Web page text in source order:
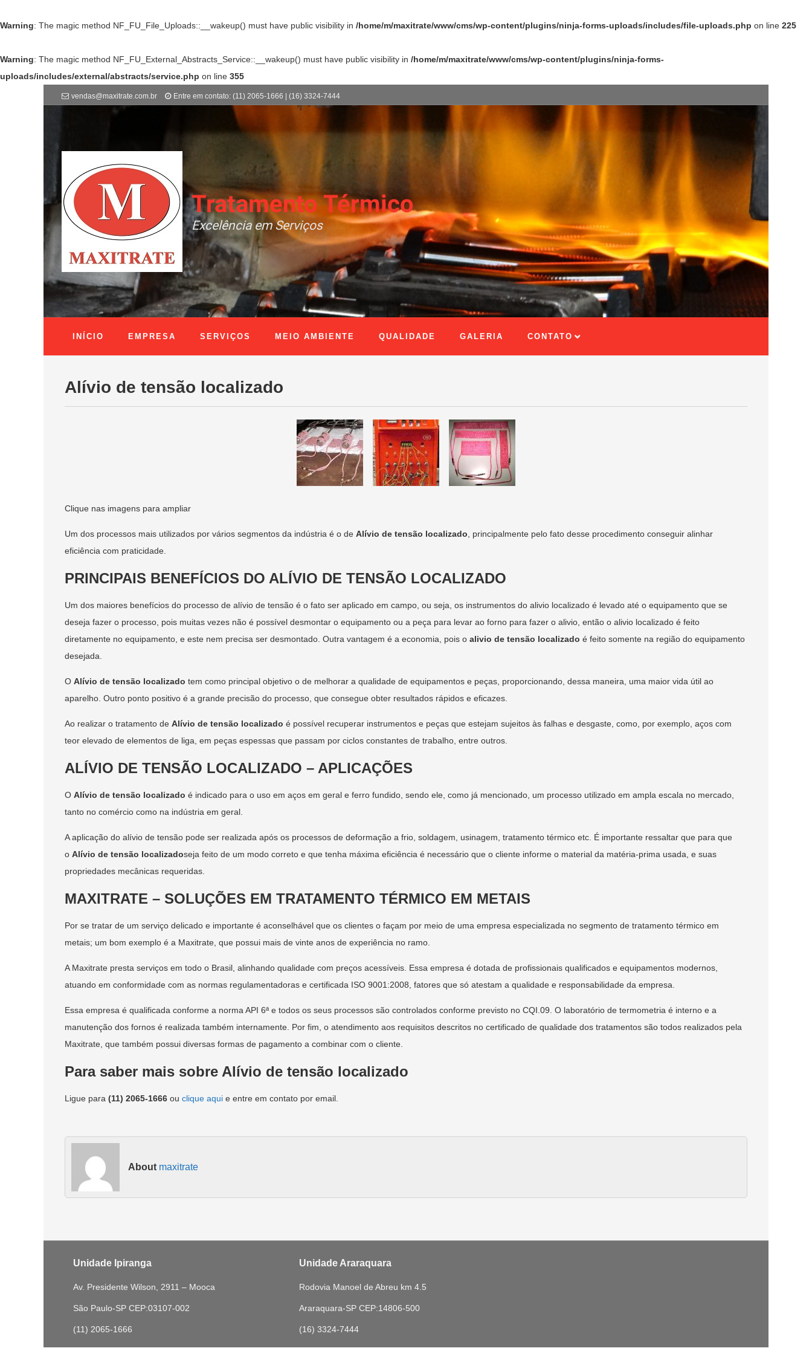
Warning: The magic method NF_FU_File_Uploads::__wakeup() must have public visibility in /home/m/maxitrate/www/cms/wp-content/plugins/ninja-forms-uploads/includes/file-uploads.php on line 225
Warning: The magic method NF_FU_External_Abstracts_Service::__wakeup() must have public visibility in /home/m/maxitrate/www/cms/wp-content/plugins/ninja-forms-
uploads/includes/external/abstracts/service.php on line 355
vendas@maxitrate.com.br Entre em contato: (11) 2065-1666 | (16) 3324-7444
Tratamento Térmico
Excelência em Serviços
INÍCIO EMPRESA SERVIÇOS MEIO AMBIENTE QUALIDADE GALERIA CONTATO
Alívio de tensão localizado
Clique nas imagens para ampliar
Um dos processos mais utilizados por vários segmentos da indústria é o de Alívio de tensão localizado , principalmente pelo fato desse procedimento conseguir alinhar
eficiência com praticidade.
PRINCIPAIS BENEFÍCIOS DO ALÍVIO DE TENSÃO LOCALIZADO
Um dos maiores benefícios do processo de alívio de tensão é o fato ser aplicado em campo, ou seja, os instrumentos do alivio localizado é levado até o equipamento que se
deseja fazer o processo, pois muitas vezes não é possível desmontar o equipamento ou a peça para levar ao forno para fazer o alivio, então o alivio localizado é feito
diretamente no equipamento, e este nem precisa ser desmontado. Outra vantagem é a economia, pois o alivio de tensão localizado é feito somente na região do equipamento
desejada.
O Alívio de tensão localizado tem como principal objetivo o de melhorar a qualidade de equipamentos e peças, proporcionando, dessa maneira, uma maior vida útil ao
aparelho. Outro ponto positivo é a grande precisão do processo, que consegue obter resultados rápidos e eficazes.
Ao realizar o tratamento de Alívio de tensão localizado é possível recuperar instrumentos e peças que estejam sujeitos às falhas e desgaste, como, por exemplo, aços com
teor elevado de elementos de liga, em peças espessas que passam por ciclos constantes de trabalho, entre outros.
ALÍVIO DE TENSÃO LOCALIZADO – APLICAÇÕES
O Alívio de tensão localizado é indicado para o uso em aços em geral e ferro fundido, sendo ele, como já mencionado, um processo utilizado em ampla escala no mercado,
tanto no comércio como na indústria em geral.
A aplicação do alívio de tensão pode ser realizada após os processos de deformação a frio, soldagem, usinagem, tratamento térmico etc. É importante ressaltar que para que
o Alívio de tensão localizadoseja feito de um modo correto e que tenha máxima eficiência é necessário que o cliente informe o material da matéria-prima usada, e suas
propriedades mecânicas requeridas.
MAXITRATE – SOLUÇÕES EM TRATAMENTO TÉRMICO EM METAIS
Por se tratar de um serviço delicado e importante é aconselhável que os clientes o façam por meio de uma empresa especializada no segmento de tratamento térmico em
metais; um bom exemplo é a Maxitrate, que possui mais de vinte anos de experiência no ramo.
A Maxitrate presta serviços em todo o Brasil, alinhando qualidade com preços acessíveis. Essa empresa é dotada de profissionais qualificados e equipamentos modernos,
atuando em conformidade com as normas regulamentadoras e certificada ISO 9001:2008, fatores que só atestam a qualidade e responsabilidade da empresa.
Essa empresa é qualificada conforme a norma API 6ª e todos os seus processos são controlados conforme previsto no CQI.09. O laboratório de termometria é interno e a
manutenção dos fornos é realizada também internamente. Por fim, o atendimento aos requisitos descritos no certificado de qualidade dos tratamentos são todos realizados pela
Maxitrate, que também possui diversas formas de pagamento a combinar com o cliente.
Para saber mais sobre Alívio de tensão localizado
Ligue para (11) 2065-1666 ou clique aqui e entre em contato por email.
About maxitrate
Unidade Ipiranga
Av. Presidente Wilson, 2911 – Mooca
São Paulo-SP CEP:03107-002
(11) 2065-1666
Unidade Araraquara
Rodovia Manoel de Abreu km 4.5
Araraquara-SP CEP:14806-500
(16) 3324-7444